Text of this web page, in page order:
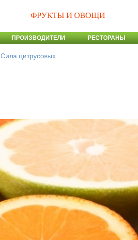
ФРУКТЫ И ОВОЩИ
ПРОИЗВОДИТЕЛИ РЕСТОРАНЫ
Сила цитрусовых